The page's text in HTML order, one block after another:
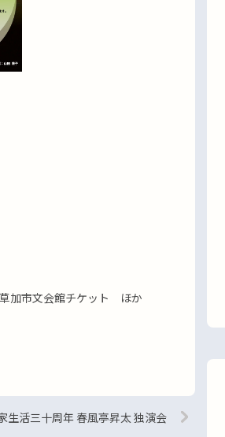
市文会館チケット ほか
生活三十周年 春風亭昇太 独演会